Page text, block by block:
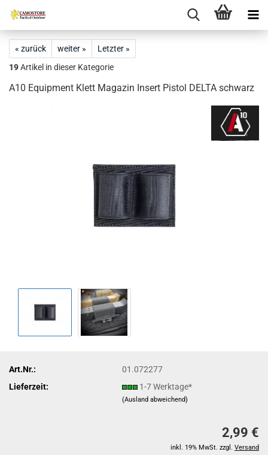
« zurück weiter »
Letzter »
19Artikel in dieser Kategorie
A10 Equipment Klett Magazin Insert Pistol DELTA schwarz
Art.Nr.:
01.072277
Lieferzeit:
1-7 Werktage*
(Ausland abweichend)
2,99 €
inkl. 19% MwSt. zzgl. Versand